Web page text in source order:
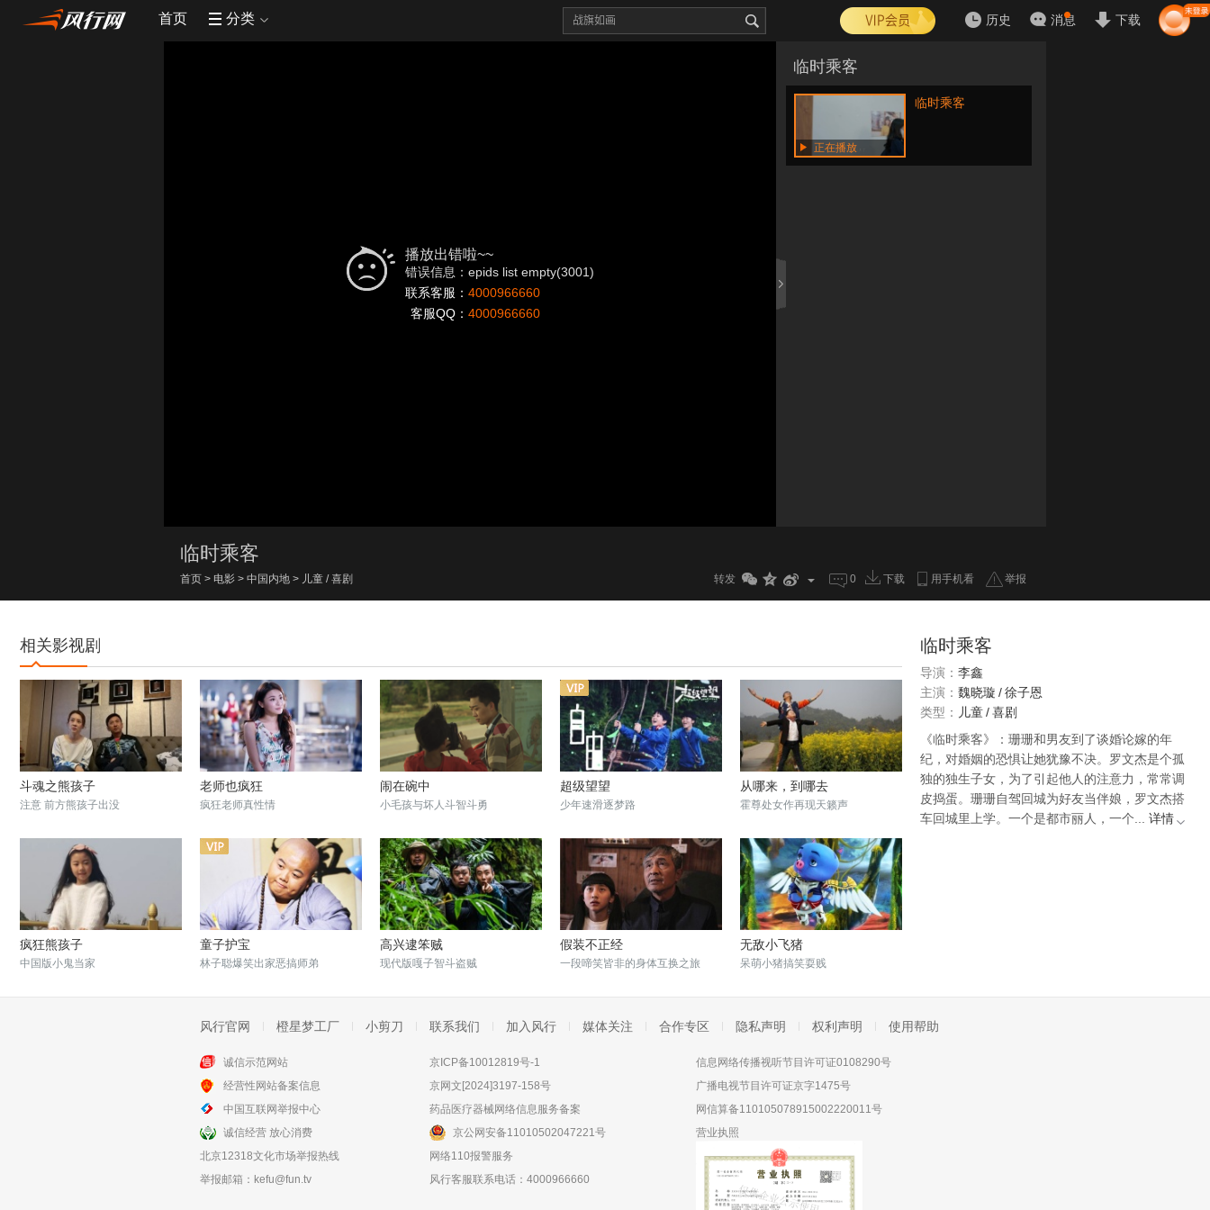
首页 分类 历史 消息 下载
播放出错啦~~
错误信息：epids list empty(3001)
联系客服： 4000966660
客服QQ： 4000966660
临时乘客
正在播放
临时乘客
临时乘客
首页 > 电影 > 中国内地 > 儿童 / 喜剧 转发 0 下载 用手机看 举报
相关影视剧
斗魂之熊孩子
注意 前方熊孩子出没
老师也疯狂
疯狂老师真性情
闹在碗中
小毛孩与坏人斗智斗勇
超级望望
少年速滑逐梦路
从哪来，到哪去
霍尊处女作再现天籁声
疯狂熊孩子
中国版小鬼当家
童子护宝
林子聪爆笑出家恶搞师弟
高兴逮笨贼
现代版嘎子智斗盗贼
假装不正经
一段啼笑皆非的身体互换之旅
无敌小飞猪
呆萌小猪搞笑耍贱
超萌特攻
临时乘客
导演： 李鑫
主演： 魏晓璇 /徐子恩
类型： 儿童/喜剧
《临时乘客》：珊珊和男友到了谈婚论嫁的年
纪，对婚姻的恐惧让她犹豫不决。罗文杰是个孤
独的独生子女，为了引起他人的注意力，常常调
皮捣蛋。珊珊自驾回城为好友当伴娘，罗文杰搭
车回城里上学。一个是都市丽人，一个...
详情
风行官网 橙星梦工厂 小剪刀 联系我们 加入风行 媒体关注 合作专区 隐私声明 权利声明 使用帮助
诚信示范网站
经营性网站备案信息
中国互联网举报中心
诚信经营 放心消费
北京12318文化市场举报热线
举报邮箱： kefu@fun.tv
京ICP备10012819号-1
京网文[2024]3197-158号
药品医疗器械网络信息服务备案
京公网安备11010502047221号
网络110报警服务
风行客服联系电话：4000966660
信息网络传播视听节目许可证0108290号
广播电视节目许可证京字1475号
网信算备110105078915002220011号
营业执照